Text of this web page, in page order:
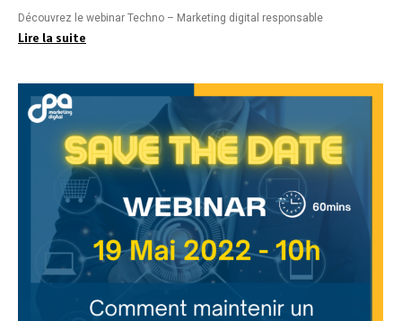
Découvrez le webinar Techno – Marketing digital responsable
Lire la suite